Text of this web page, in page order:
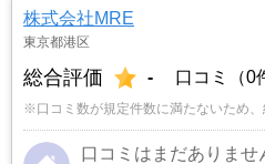
株式会社MRE
東京都港区
総合評価 - 口コミ（0
※口コミ数が規定件数に満たないため、
口コミはまだありませ